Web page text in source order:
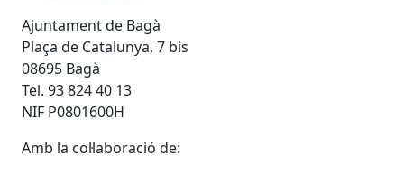
Ajuntament de Bagà
Plaça de Catalunya, 7 bis
08695 Bagà
Tel. 93 824 40 13
NIF P0801600H
Amb la col·laboració de: